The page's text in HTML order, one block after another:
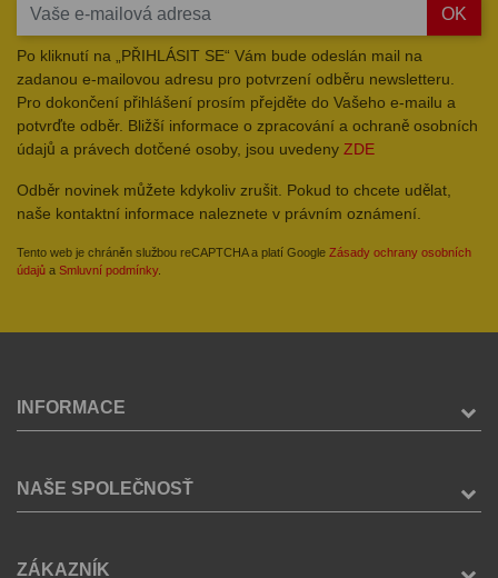
OK
Po kliknutí na „PŘIHLÁSIT SE“ Vám bude odeslán mail na
zadanou e-mailovou adresu pro potvrzení odběru newsletteru.
Pro dokončení přihlášení prosím přejděte do Vašeho e-mailu a
potvrďte odběr. Bližší informace o zpracování a ochraně osobních
údajů a právech dotčené osoby, jsou uvedeny ZDE
Odběr novinek můžete kdykoliv zrušit. Pokud to chcete udělat,
naše kontaktní informace naleznete v právním oznámení.
Tento web je chráněn službou reCAPTCHA a platí Google Zásady ochrany osobních
údajů a Smluvní podmínky.
INFORMACE
NAŠE SPOLEČNOSŤ
ZÁKAZNÍK